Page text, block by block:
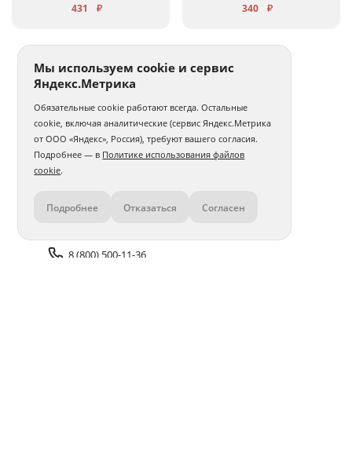
431
₽
340
₽
Контакты
8 (800) 500-11-36
Мы используем cookie и сервис
Яндекс.Метрика
Обязательные cookie работают всегда. Остальные
cookie, включая аналитические (сервис Яндекс.Метрика
от ООО «Яндекс», Россия), требуют вашего согласия.
Подробнее — в Политике использования файлов
cookie.
Подробнее Отказаться Согласен